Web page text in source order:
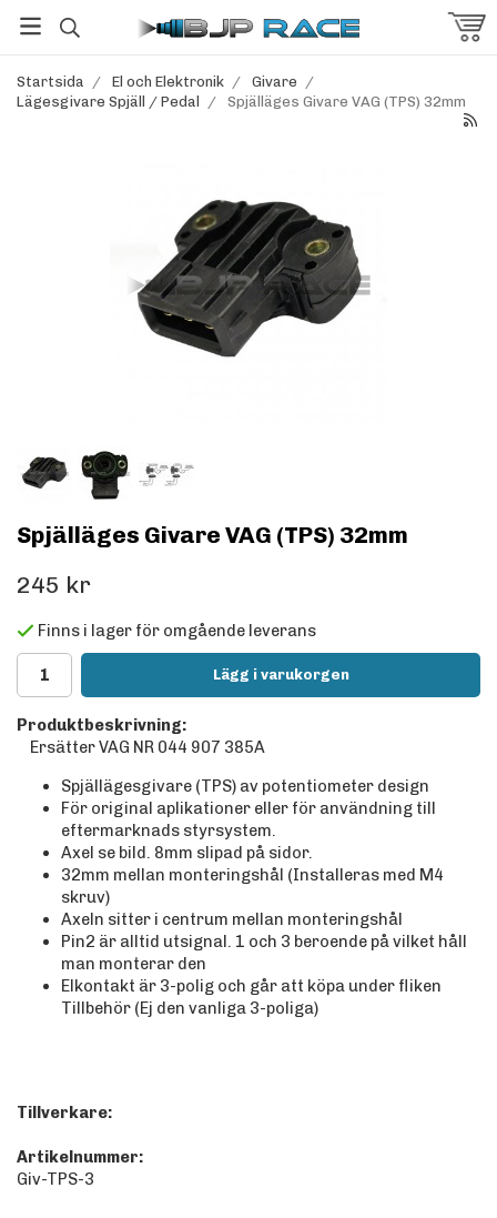
Startsida / El och Elektronik / Givare /
Lägesgivare Spjäll / Pedal
/ Spjälläges Givare VAG (TPS) 32mm
Spjälläges Givare VAG (TPS) 32mm
245 kr
Finns i lager för omgående leverans
Lägg i varukorgen
Produktbeskrivning:
Ersätter VAG NR 044 907 385A
Spjällägesgivare (TPS) av potentiometer design
För original aplikationer eller för användning till
eftermarknads styrsystem.
Axel se bild. 8mm slipad på sidor.
32mm mellan monteringshål (Installeras med M4
skruv)
Axeln sitter i centrum mellan monteringshål
Pin2 är alltid utsignal. 1 och 3 beroende på vilket håll
man monterar den
Elkontakt är 3-polig och går att köpa under fliken
Tillbehör (Ej den vanliga 3-poliga)
Tillverkare:
Artikelnummer:
Giv-TPS-3